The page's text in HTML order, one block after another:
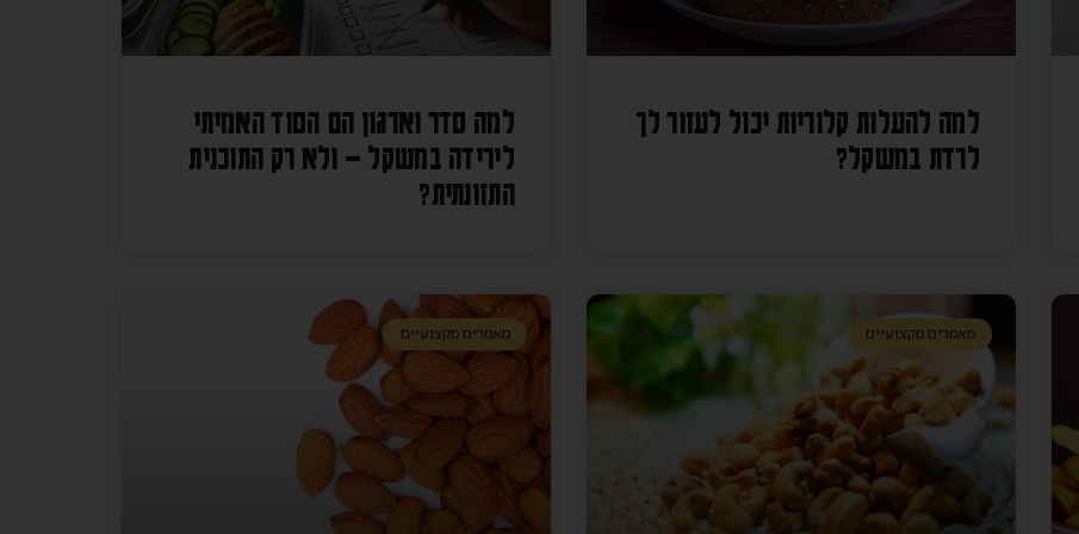
למה להעלות קלוריות יכול לעזור לך
לרדת במשקל?
למה סדר וארגון הם הסוד האמיתי
לירידה במשקל – ולא רק התוכנית
התזונתית?
מאמרים מקצועיים מאמרים מקצועיים